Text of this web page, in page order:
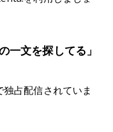
一文を探してる」
占配信されていま